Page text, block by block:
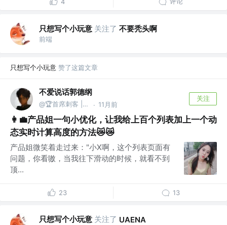
4
只想写个小玩意 关注了 不要秃头啊
前端
只想写个小玩意 赞了这篇文章
不爱说话郭德纲
@🏆首席刺客 | 柒 · 11月前
关注
👩‍💼产品姐一句小优化，让我给上百个列表加上一个动
态实时计算高度的方法😿😿
产品姐微笑着走过来："小X啊，这个列表页面有
问题，你看嗷，当我往下滑动的时候，就看不到
顶...
23 13
只想写个小玩意 关注了 UAENA